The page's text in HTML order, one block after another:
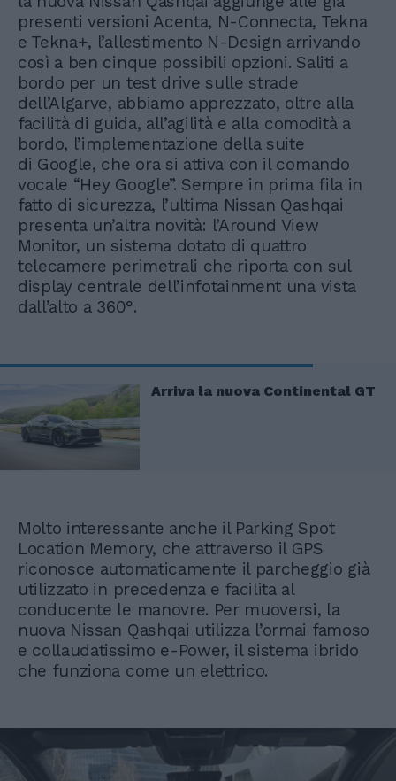
presenti versioni Acenta, N-Connecta, Tekna
e Tekna+, l’allestimento N-Design arrivando
così a ben cinque possibili opzioni. Saliti a
bordo per un test drive sulle strade
dell’Algarve, abbiamo apprezzato, oltre alla
facilità di guida, all’agilità e alla comodità a
bordo, l’implementazione della suite
di Google, che ora si attiva con il comando
vocale “Hey Google”. Sempre in prima fila in
fatto di sicurezza, l’ultima Nissan Qashqai
presenta un’altra novità: l’Around View
Monitor, un sistema dotato di quattro
telecamere perimetrali che riporta con sul
display centrale dell’infotainment una vista
dall’alto a 360°.
Arriva la nuova Continental GT
Molto interessante anche il Parking Spot
Location Memory, che attraverso il GPS
riconosce automaticamente il parcheggio già
utilizzato in precedenza e facilita al
conducente le manovre. Per muoversi, la
nuova Nissan Qashqai utilizza l’ormai famoso
e collaudatissimo e-Power, il sistema ibrido
che funziona come un elettrico.